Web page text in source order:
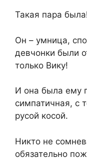
Такая пара
Он – умница,
девчонки были
только Вику!
И она была ему
симпатичная, с
русой косой.
Никто не
обязательно